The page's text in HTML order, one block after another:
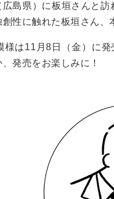
島県）に板垣さんと
性に触れた板垣さん、
様は11月8日（金）に発
発売をお楽しみに！